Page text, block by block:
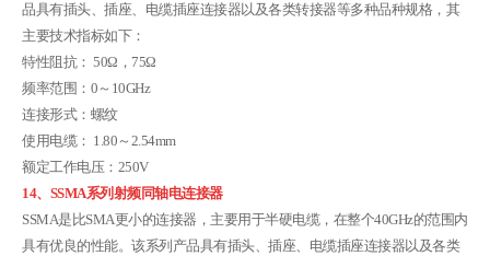
品具有插头、插座、电缆插座连接器以及各类转接器等多种品种规格，其
主要技术指标如下：
特性阻抗： 50Ω，75Ω
频率范围：0～10GHz
连接形式：螺纹
使用电缆： 1.80～2.54mm
额定工作电压：250V
14、SSMA系列射频同轴电连接器
SSMA是比SMA更小的连接器，主要用于半硬电缆，在整个40GHz的范围内
具有优良的性能。该系列产品具有插头、插座、电缆插座连接器以及各类